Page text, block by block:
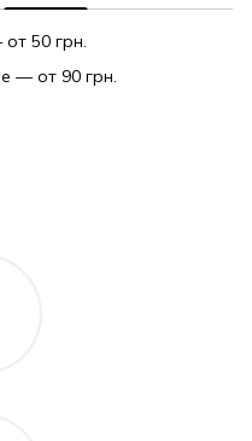
50 грн.
— от 90 грн.